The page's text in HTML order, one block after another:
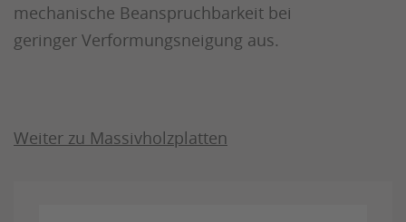
mechanische Beanspruchbarkeit bei
geringer Verformungsneigung aus.
Weiter zu Massivholzplatten